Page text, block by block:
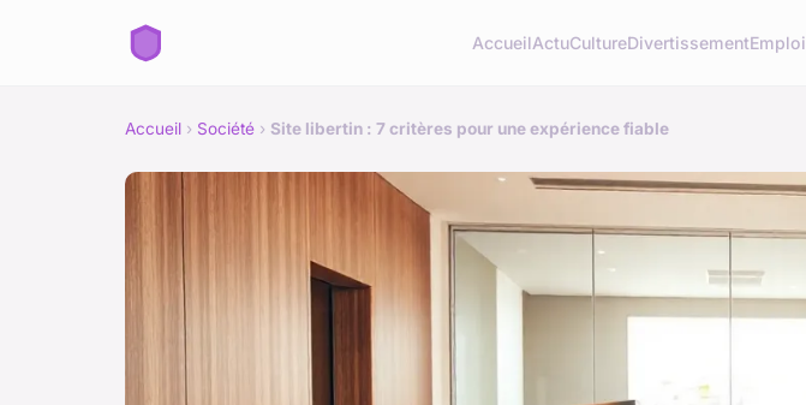
AccueilActuCultureDivertissementEmploi
Accueil › Société › Site libertin : 7 critères pour une expérience fiable